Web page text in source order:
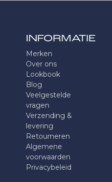
INFORMATIE
Merken
Over ons
Lookbook
Blog
Veelgestelde
vragen
Verzending &
levering
Retourneren
Algemene
voorwaarden
Privacybeleid